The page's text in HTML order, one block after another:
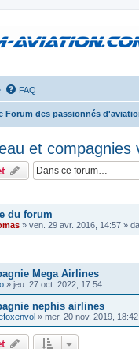
FAQ
Forum des passionnés
et compagnies
du forum
» ven. 29 avr. 2016, 14:57 »
Mega Airlines
» jeu. 27 oct. 2022, 17:54
nephis airlines
» mer. 20 nov. 2019, 18:42